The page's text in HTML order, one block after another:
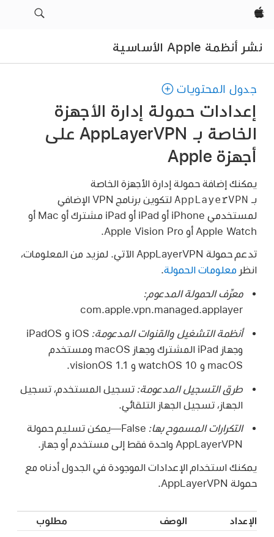
Apple‏
نشر أنظمة Apple الأساسية
جدول المحتويات
إعدادات حمولة إدارة الأجهزة
الخاصة بـ AppLayerVPN على
أجهزة Apple
يمكنك إضافة حمولة إدارة الأجهزة الخاصة
بـ AppLayerVPN
لتكوين برنامج VPN الإضافي
لمستخدمي iPhone أو iPad أو
iPad مشترك
أو Mac أو
Apple Watch أو Apple Vision Pro
تدعم حمولة AppLayerVPN الآتي. لمزيد من المعلومات،
انظر معلومات الحمولة.
معرِّف الحمولة المدعوم:
com.apple.vpn.managed.applayer
أنظمة التشغيل والقنوات المدعومة:
‏iOS و iPadOS
وجهاز iPad المشترك
وجهاز macOS ومستخدم
macOS و
و
طرق التسجيل المدعومة: تسجيل المستخدم، تسجيل
الجهاز، تسجيل الجهاز التلقائي.
التكرارات المسموح بها:
‏False—يمكن تسليم حمولة
AppLayerVPN واحدة فقط إلى مستخدم أو جهاز.
يمكنك استخدام الإعدادات الموجودة في الجدول أدناه مع
حمولة AppLayerVPN.
الإعداد الوصف مطلوب